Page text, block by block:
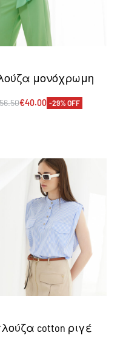
μονόχρωμη
56.50€40.00 -29% OFF
cotton ριγέ